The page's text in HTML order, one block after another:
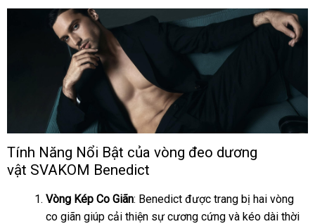
tín
Vòng
đeo
SVAKOM
Tính Năng Nổi Bật có
nên
của vòng đeo dương
vật SVAKOM Benedict
Vòng Kép Co Giãn: Benedict ở
đâu
được trang bị hai vòng
co giãn giúp cải thiện sự cương cứng có
và kéo dài thời